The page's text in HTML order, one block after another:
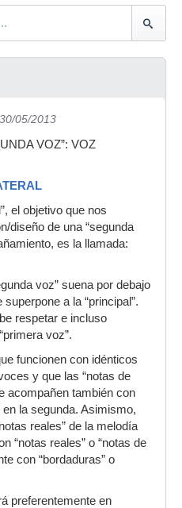
05/2013
VOZ”: VOZ
el objetivo que nos
diseño de una “segunda
es la llamada:
voz” suena por debajo
a la “principal”.
respetar e incluso
voz”.
funcionen con idénticos
y que las “notas de
acompañen también con
en la segunda. Asimismo,
reales” de la melodía
“notas reales” o “notas de
con “bordaduras” o
preferentemente en